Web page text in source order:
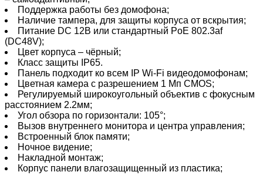
Поддержка работы без домофона;
Наличие тампера, для защиты корпуса от вскрытия;
Питание DC 12В или стандартный PoE 802.3af
(DC48V);
Цвет корпуса – чёрный;
Класс защиты IP65.
Панель подходит ко всем IP Wi-Fi видеодомофонам;
Цветная камера с разрешением 1 Мп CMOS;
Регулируемый широкоугольный объектив с фокусным
расстоянием 2.2мм;
Угол обзора по горизонтали: 105°;
Вызов внутреннего монитора и центра управления;
Встроенный блок памяти;
Ночное видение;
Накладной монтаж;
Корпус панели влагозащищенный из пластика;